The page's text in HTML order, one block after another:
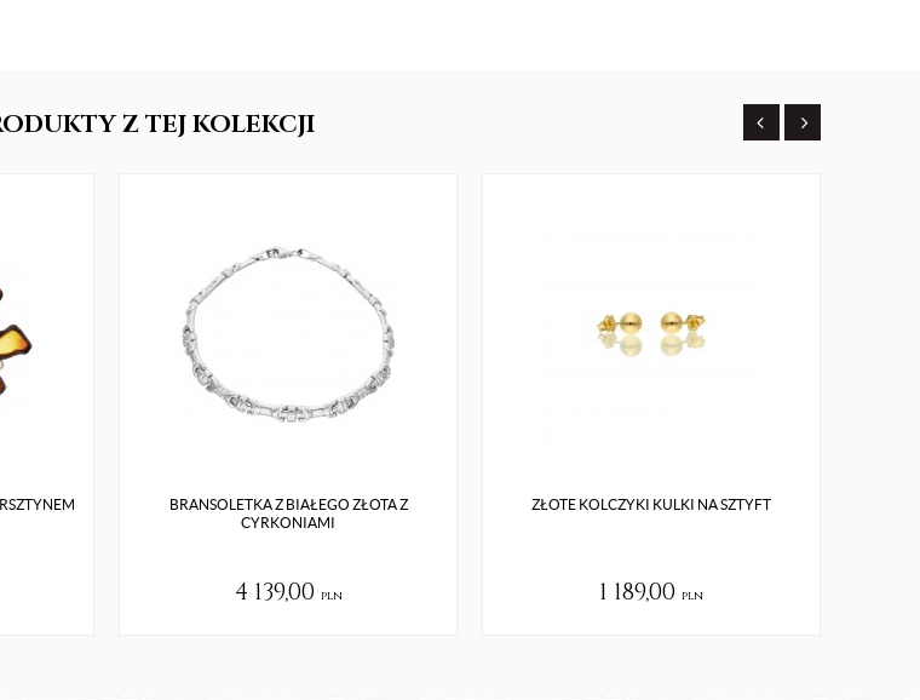
Z TEJ KOLEKCJI
BRANSOLETKA Z BIAŁEGO ZŁOTA Z
CYRKONIAMI
4 139,00 pln
ZŁOTE KOLCZYKI KULKI NA SZTYFT
1 189,00 pln